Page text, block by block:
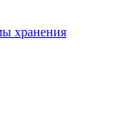
хранения